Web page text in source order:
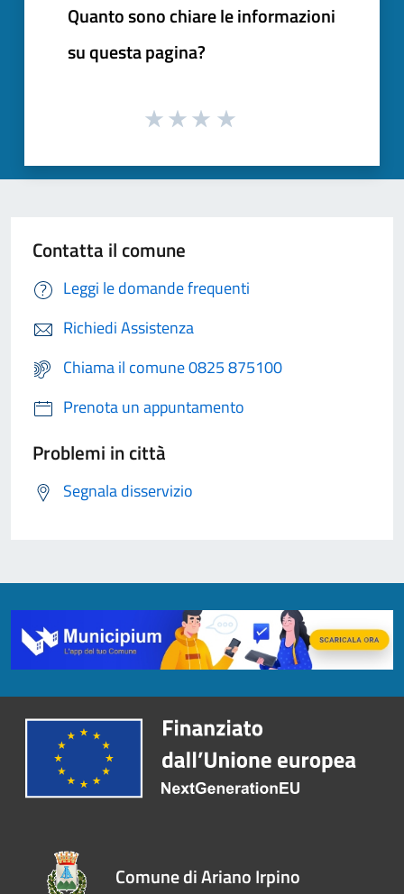
Quanto sono chiare le informazioni
su questa pagina?
Contatta il comune
Leggi le domande frequenti
Richiedi Assistenza
Chiama il comune 0825 875100
Prenota un appuntamento
Problemi in città
Segnala disservizio
Comune di Ariano Irpino